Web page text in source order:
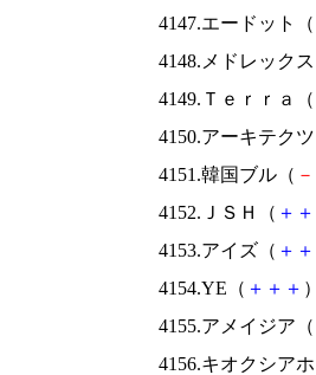
4147.エードット（
4148.メドレック
4149.Ｔｅｒｒａ（
4150.アーキテク
4151.韓国ブル（ －
4152.ＪＳＨ（ ＋ ＋
4153.アイズ（ ＋ ＋
4154.YE（ ＋ ＋ ＋
4155.アメイジア（
4156.キオクシア